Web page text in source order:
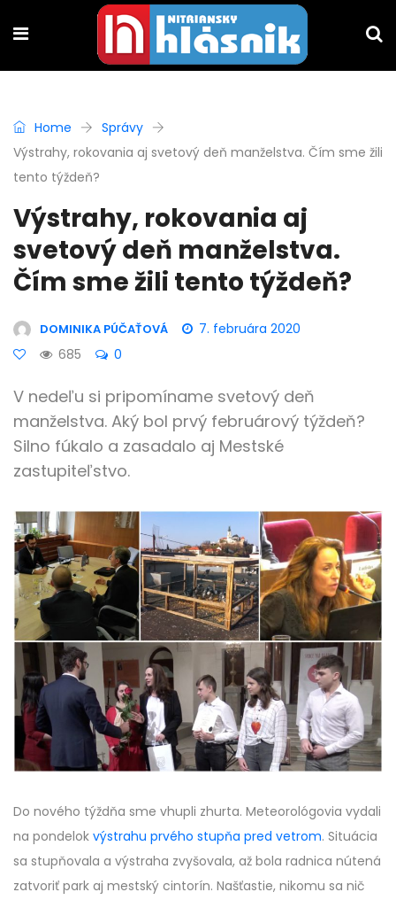
Home
Správy
Výstrahy, rokovania aj svetový deň manželstva. Čím sme žili
tento týždeň?
Výstrahy, rokovania aj
svetový deň manželstva.
Čím sme žili tento týždeň?
DOMINIKA PÚČAŤOVÁ
7. februára 2020
685
0
V nedeľu si pripomíname svetový deň
manželstva. Aký bol prvý februárový týždeň?
Silno fúkalo a zasadalo aj Mestské
zastupiteľstvo.
Do nového týždňa sme vhupli zhurta. Meteorológovia vydali
na pondelok výstrahu prvého stupňa pred vetrom. Situácia
sa stupňovala a výstraha zvyšovala, až bola radnica nútená
zatvoriť park aj mestský cintorín. Našťastie, nikomu sa nič